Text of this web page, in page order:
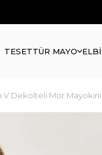
TESETTÜR MAYO
V Dekolteli Mor Mayokini